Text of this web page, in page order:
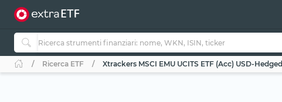
Ricerca ETF Xtrackers MSCI EMU UCITS ETF (Acc) USD-Hedged